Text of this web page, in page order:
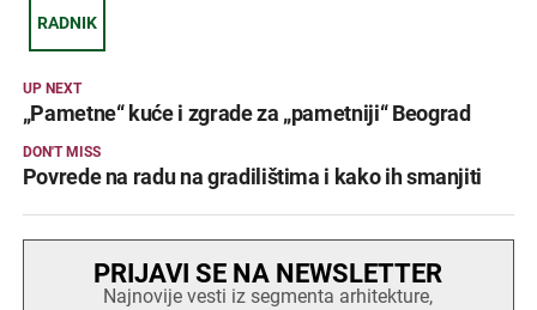
RADNIK
UP NEXT
„Pametne“ kuće i zgrade za „pametniji“ Beograd
DON'T MISS
Povrede na radu na gradilištima i kako ih smanjiti
PRIJAVI SE NA NEWSLETTER
Najnovije vesti iz segmenta arhitekture,